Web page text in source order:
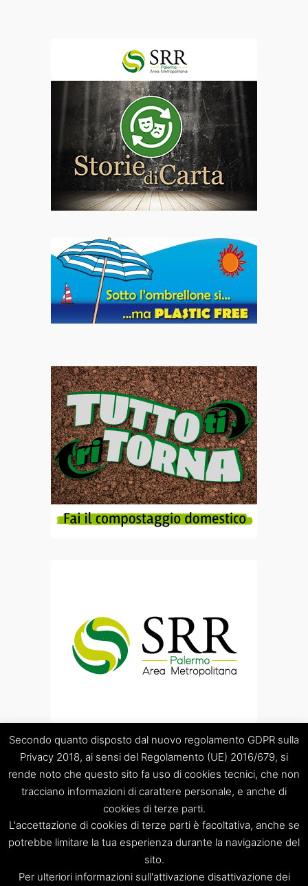
“Società Regolamentazione del servizio di gestione Rifiuti
“Palermo Area Metropolitana” S.C.p.A.
Sede legale: Palermo – Piazza Pretoria 1 – Sede amministrativa:
Palermo – Via Resuttana 360 – Capitale sociale: Euro
120.000,00
Secondo quanto disposto dal nuovo regolamento GDPR sulla
Privacy 2018, ai sensi del Regolamento (UE) 2016/679, si
rende noto che questo sito fa uso di cookies tecnici, che non
tracciano informazioni di carattere personale, e anche di
cookies di terze parti.
L'accettazione di cookies di terze parti è facoltativa, anche se
potrebbe limitare la tua esperienza durante la navigazione del
sito.
Per ulteriori informazioni sull'attivazione disattivazione dei